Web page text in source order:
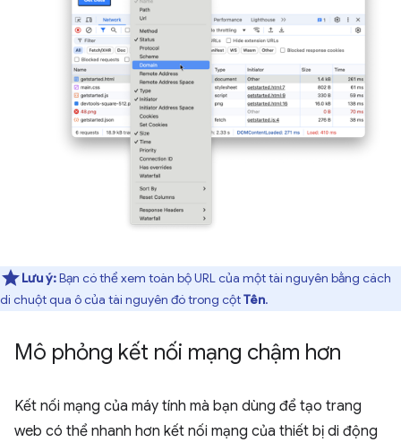
Lưu ý:Bạn có thể xem toàn bộ URL của một tài nguyên bằng cách
di chuột qua ô của tài nguyên đó trong cộtTên.
Mô phỏng kết nối mạng chậm hơn
Kết nối mạng của máy tính mà bạn dùng để tạo trang
web có thể nhanh hơn kết nối mạng của thiết bị di động